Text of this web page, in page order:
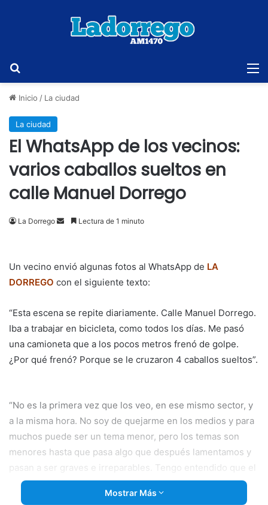
Inicio / La ciudad
La ciudad
El WhatsApp de los vecinos:
varios caballos sueltos en
calle Manuel Dorrego
La Dorrego
SendLectura de 1 minuto
Un vecino envió algunas fotos al WhatsApp de LA
DORREGO con el siguiente texto:
“Esta escena se repite diariamente. Calle Manuel Dorrego.
Iba a trabajar en bicicleta, como todos los días. Me pasó
una camioneta que a los pocos metros frenó de golpe.
¿Por qué frenó? Porque se le cruzaron 4 caballos sueltos”.
“No es la primera vez que los veo, en ese mismo sector, y
a la misma hora. No soy de quejarme en los medios y para
muchos puede ser un tema menor, pero los temas son
menores hasta que pasa algo que después lamentamos y
pasan a ser graves e irreparables. Tengo entendido que el
Concejo Deliberante hizo una ordenanza para regular los
animales sueltos y prevé sanciones. Gracias por dejar
Mostrar Más